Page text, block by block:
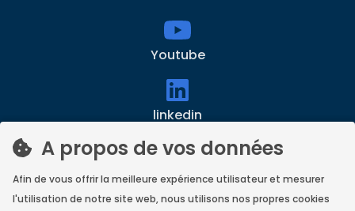
A propos de vos données
Afin de vous offrir la meilleure expérience utilisateur et mesurer
l'utilisation de notre site web, nous utilisons nos propres cookies
Youtube
linkedin
Facebook